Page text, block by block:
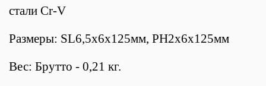
стали Cr-V
Размеры: SL6,5х6х125мм, PH2х6х125мм
Вес: Брутто - 0,21 кг.